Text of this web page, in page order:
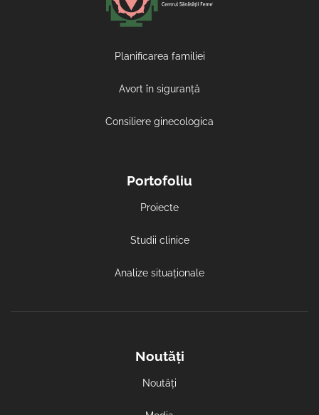
Planificarea familiei
Avort în siguranță
Consiliere ginecologica
Portofoliu
Proiecte
Studii clinice
Analize situaționale
Noutăți
Noutăți